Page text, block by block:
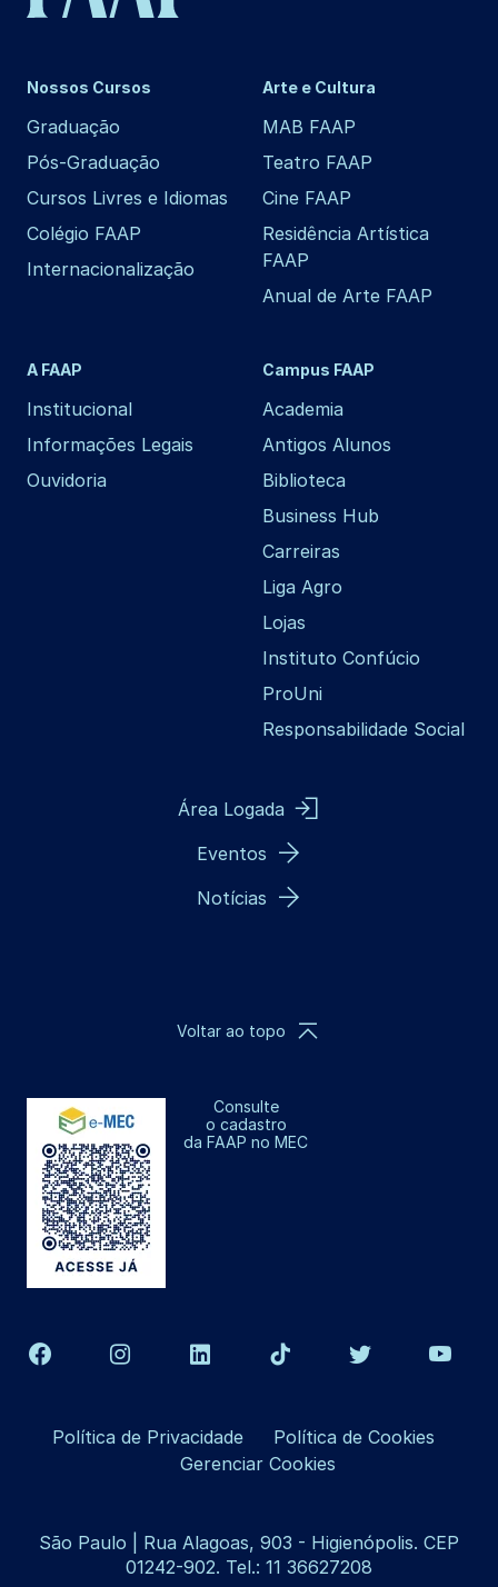
Nossos Cursos
Graduação
Pós-Graduação
Cursos Livres e Idiomas
Colégio FAAP
Internacionalização
Arte e Cultura
MAB FAAP
Teatro FAAP
Cine FAAP
Residência Artística
FAAP
Anual de Arte FAAP
A FAAP
Institucional
Informações Legais
Ouvidoria
Campus FAAP
Academia
Antigos Alunos
Biblioteca
Business Hub
Carreiras
Liga Agro
Lojas
Instituto Confúcio
ProUni
Responsabilidade Social
Área Logada
Eventos
Notícias
Consulte
o cadastro
da FAAP no MEC
Voltar ao topo
Política de Privacidade
Política de Cookies
Gerenciar Cookies
São Paulo | Rua Alagoas, 903 - Higienópolis. CEP
01242-902. Tel.: 11 36627208